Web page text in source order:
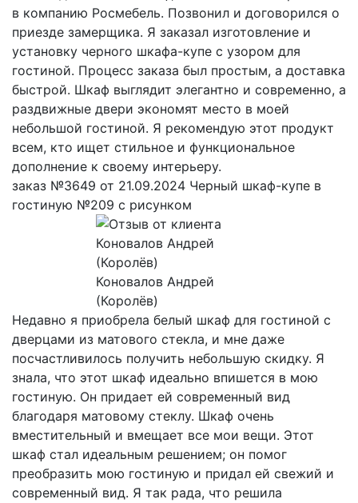
в компанию Росмебель. Позвонил и договорился о
приезде замерщика. Я заказал изготовление и
установку черного шкафа-купе с узором для
гостиной. Процесс заказа был простым, а доставка
быстрой. Шкаф выглядит элегантно и современно, а
раздвижные двери экономят место в моей
небольшой гостиной. Я рекомендую этот продукт
всем, кто ищет стильное и функциональное
дополнение к своему интерьеру.
заказ №3649 от 21.09.2024 Черный шкаф-купе в
гостиную №209 с рисунком
Коновалов Андрей
(Королёв)
Недавно я приобрела белый шкаф для гостиной с
дверцами из матового стекла, и мне даже
посчастливилось получить небольшую скидку. Я
знала, что этот шкаф идеально впишется в мою
гостиную. Он придает ей современный вид
благодаря матовому стеклу. Шкаф очень
вместительный и вмещает все мои вещи. Этот
шкаф стал идеальным решением; он помог
преобразить мою гостиную и придал ей свежий и
современный вид. Я так рада, что решила